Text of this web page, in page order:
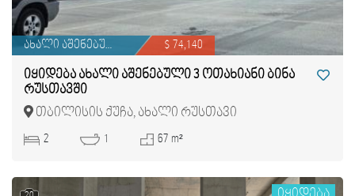
ახალი აშენებული $ 74,140
იყიდება ახალი აშენებული 3 ოთახიანი ბინა
რუსთავში
თბილისის ქუჩა, ახალი რუსთავი
2 1 67 m²